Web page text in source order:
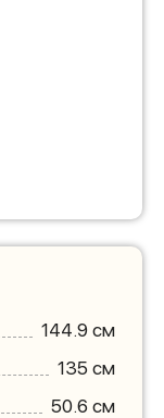
144.9 см
135 см
50.6 см